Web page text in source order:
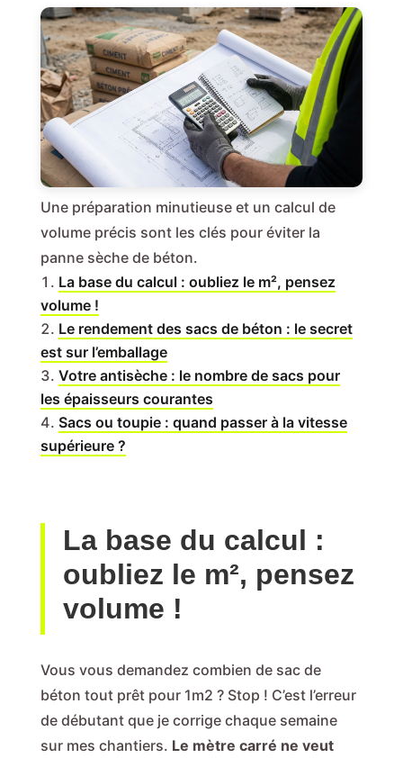
Une préparation minutieuse et un calcul de
volume précis sont les clés pour éviter la
panne sèche de béton.
La base du calcul : oubliez le m², pensez
volume !
Le rendement des sacs de béton : le secret
est sur l’emballage
Votre antisèche : le nombre de sacs pour
les épaisseurs courantes
Sacs ou toupie : quand passer à la vitesse
supérieure ?
La base du calcul :
oubliez le m², pensez
volume !
Vous vous demandez combien de sac de
béton tout prêt pour 1m2 ? Stop ! C’est l’erreur
de débutant que je corrige chaque semaine
sur mes chantiers. Le mètre carré ne veut